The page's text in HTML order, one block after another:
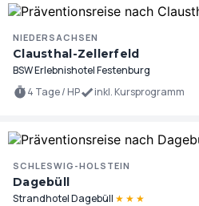
NIEDERSACHSEN
Clausthal-Zellerfeld
BSW Erlebnishotel Festenburg
4 Tage / HP
inkl. Kursprogramm
SCHLESWIG-HOLSTEIN
Dagebüll
Strandhotel Dagebüll ★ ★ ★